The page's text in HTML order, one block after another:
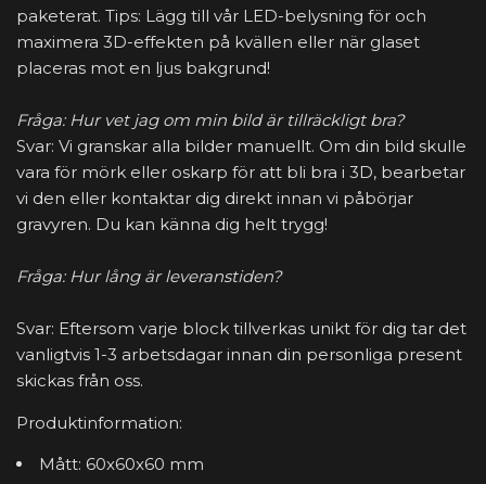
paketerat. Tips: Lägg till vår LED-belysning för och
maximera 3D-effekten på kvällen eller när glaset
placeras mot en ljus bakgrund!
Fråga: Hur vet jag om min bild är tillräckligt bra?
Svar: Vi granskar alla bilder manuellt. Om din bild skulle
vara för mörk eller oskarp för att bli bra i 3D, bearbetar
vi den eller kontaktar dig direkt innan vi påbörjar
gravyren. Du kan känna dig helt trygg!
Fråga: Hur lång är leveranstiden?
Svar: Eftersom varje block tillverkas unikt för dig tar det
vanligtvis 1-3 arbetsdagar innan din personliga present
skickas från oss.
Produktinformation:
Mått: 60x60x60 mm